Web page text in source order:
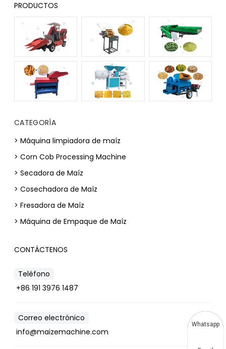
PRODUCTOS
CATEGORÍA
> Máquina limpiadora de maíz
> Corn Cob Processing Machine
> Secadora de Maíz
> Cosechadora de Maíz
> Fresadora de Maíz
> Máquina de Empaque de Maíz
CONTÁCTENOS
Teléfono
+86 191 3976 1487
Correo electrónico
info@maizemachine.com
Whatsapp